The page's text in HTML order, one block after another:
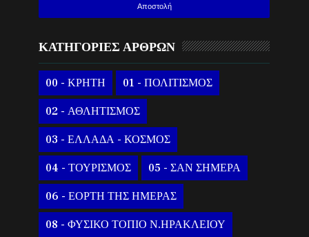
ΚΑΤΗΓΟΡΙΕΣ ΑΡΘΡΩΝ
00 - ΚΡΗΤΗ 01 - ΠΟΛΙΤΙΣΜΟΣ
02 - ΑΘΛΗΤΙΣΜΟΣ
03 - ΕΛΛΑΔΑ - ΚΟΣΜΟΣ
04 - ΤΟΥΡΙΣΜΟΣ 05 - ΣΑΝ ΣΗΜΕΡΑ
06 - ΕΟΡΤΗ ΤΗΣ ΗΜΕΡΑΣ
08 - ΦΥΣΙΚΟ ΤΟΠΙΟ Ν.ΗΡΑΚΛΕΙΟΥ